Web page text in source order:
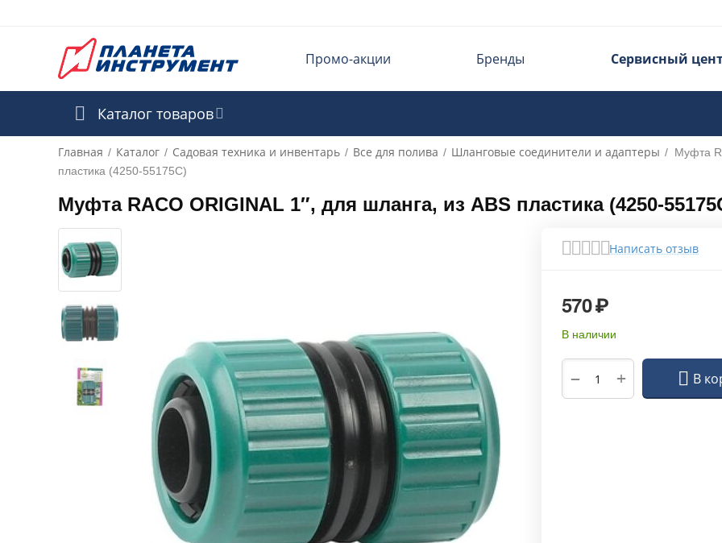
Промо-акции Бренды Сервисный
Каталог товаров
Главная / Каталог / Садовая техника и инвентарь / Все для полива / Шланговые соединители и адаптеры / Муфта
пластика (4250-55175C)
Муфта RACO ORIGINAL 1″, для шланга, из ABS пластика (4250-
Написать отзыв
570₽
В наличии
+
− В